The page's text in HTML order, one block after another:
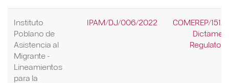
Instituto
Poblano de
Asistencia al
Migrante -
Lineamientos
para la
IPAM/DJ/006/2022
COMEREP/151/
Dictamen